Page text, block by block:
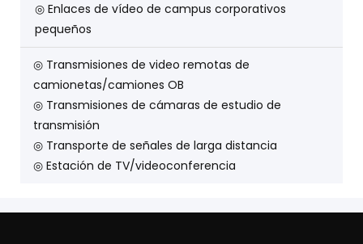
◎ Transmisiones de video remotas de
camionetas/camiones OB
◎ Transmisiones de cámaras de estudio de
transmisión
◎ Transporte de señales de larga distancia
◎ Estación de TV/videoconferencia
◎ Enlaces de vídeo de campus corporativos
pequeños